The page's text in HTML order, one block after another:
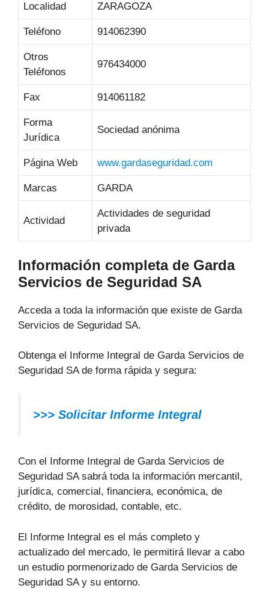
Localidad ZARAGOZA
Teléfono 914062390
Otros
Teléfonos
976434000
Fax 914061182
Forma
Jurídica
Sociedad anónima
Página Web www.gardaseguridad.com
Marcas GARDA
Actividad
Actividades de seguridad
privada
Información completa de Garda
Servicios de Seguridad SA
Acceda a toda la información que existe de Garda
Servicios de Seguridad SA.
Obtenga el Informe Integral de Garda Servicios de
Seguridad SA de forma rápida y segura:
>>> Solicitar Informe Integral
Con el Informe Integral de Garda Servicios de
Seguridad SA sabrá toda la información mercantil,
jurídica, comercial, financiera, económica, de
crédito, de morosidad, contable, etc.
El Informe Integral es el más completo y
actualizado del mercado, le permitirá llevar a cabo
un estudio pormenorizado de Garda Servicios de
Seguridad SA y su entorno.